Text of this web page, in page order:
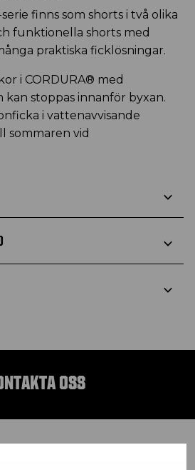
finns som shorts i två olika
funktionella shorts med
praktiska ficklösningar.
i CORDURA® med
kan stoppas innanför byxan.
i vattenavvisande
sommaren vid
OSS